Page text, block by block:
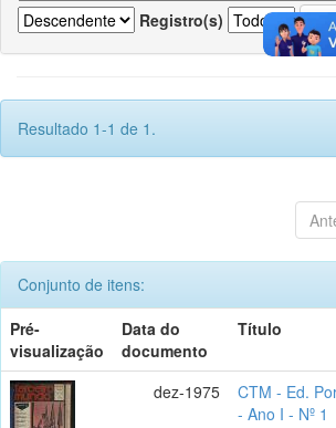
Registro(s)
Resultado 1-1 de 1.
Conjunto de itens:
Pré-
visualização
Data do
documento
Título
dez-1975
CTM - Ed.
- Ano I - Nº 1